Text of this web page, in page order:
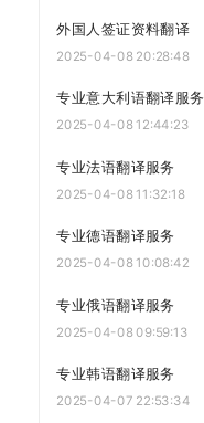
外国人签证资料翻译
2025-04-08 20:28:48
专业意大利语翻译服务
2025-04-08 12:44:23
专业法语翻译服务
2025-04-08 11:32:18
专业德语翻译服务
2025-04-08 10:08:42
专业俄语翻译服务
2025-04-08 09:59:13
专业韩语翻译服务
2025-04-07 22:53:34